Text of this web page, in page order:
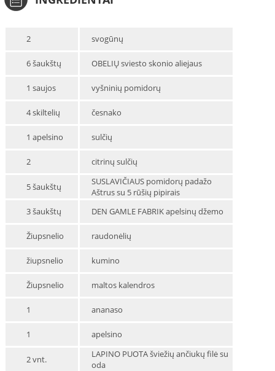
2 svogūnų
6 šaukštų OBELIŲ sviesto skonio aliejaus
1 saujos vyšninių pomidorų
4 skiltelių česnako
1 apelsino sulčių
2 citrinų sulčių
5 šaukštų
SUSLAVIČIAUS pomidorų padažo
Aštrus su 5 rūšių pipirais
3 šaukštų
DEN GAMLE FABRIK apelsinų džemo
Žiupsnelio raudonėlių
žiupsnelio kumino
Žiupsnelio maltos kalendros
1 ananaso
1 apelsino
2 vnt.
LAPINO PUOTA šviežių ančiukų filė su
oda